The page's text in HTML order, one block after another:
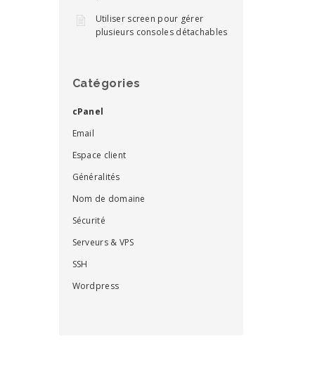
Utiliser screen pour gérer
plusieurs consoles détachables
Catégories
cPanel
Email
Espace client
Généralités
Nom de domaine
Sécurité
Serveurs & VPS
SSH
Wordpress